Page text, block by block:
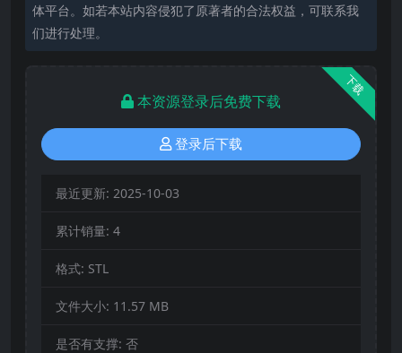
体平台。如若本站内容侵犯了原著者的合法权益，可联系我
们进行处理。
下载
本资源登录后免费下载
登录后下载
最近更新: 2025-10-03
累计销量: 4
格式: STL
文件大小: 11.57 MB
是否有支撑: 否